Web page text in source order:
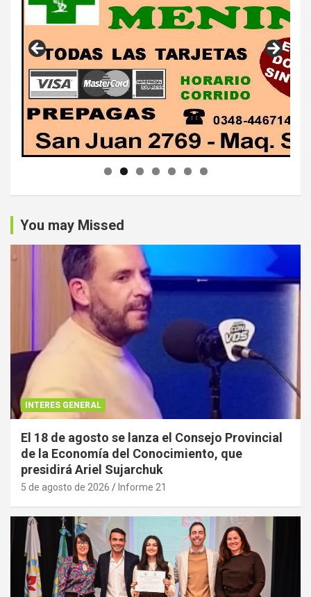
You may Missed
INTERES GENERAL
El 18 de agosto se lanza el Consejo Provincial
de la Economía del Conocimiento, que
presidirá Ariel Sujarchuk
5 de agosto de 2026 Informe 21